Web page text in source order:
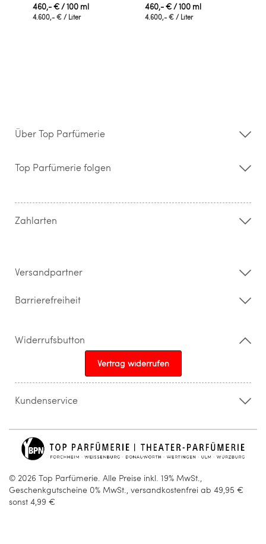
460,- €/ 100 ml
4.600,- € / Liter
460,- €/ 100 ml
4.600,- € / Liter
Über Top Parfümerie
Storefinder
Kontakt
Widerrufsrecht & Rückgabebedingungen
Top Parfümerie folgen
Zahlarten
Versandpartner
Barrierefreiheit
Widerrufsbutton
Vertrag widerrufen
Kundenservice
info@topparfuemerie.de
© 2026 Top Parfümerie. Alle Preise inkl. 19% MwSt.,
Geschenkgutscheine 0% MwSt., versandkostenfrei ab 49,95 €
sonst 4,99 €